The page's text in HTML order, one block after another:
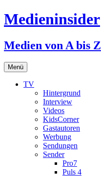
Medieninsider
Medien von A bis Z
Menü Zum
Inhalt
springen
TV
Hintergrund
Interview
Videos
KidsCorner
Gastautoren
Werbung
Sendungen
Sender
Pro7
Puls 4